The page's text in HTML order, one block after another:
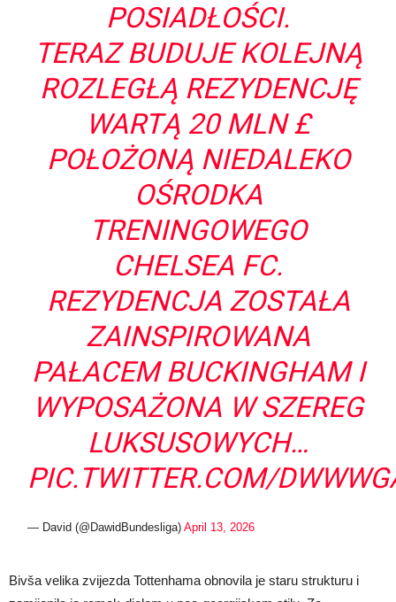
POSIADŁOŚCI.
TERAZ BUDUJE KOLEJNĄ
ROZLEGŁĄ REZYDENCJĘ
WARTĄ 20 MLN £
POŁOŻONĄ NIEDALEKO
OŚRODKA
TRENINGOWEGO
CHELSEA FC.
REZYDENCJA ZOSTAŁA
ZAINSPIROWANA
PAŁACEM BUCKINGHAM I
WYPOSAŻONA W SZEREG
LUKSUSOWYCH…
PIC.TWITTER.COM/
— David (@DawidBundesliga)April 13, 2026
Bivša velika zvijezda Tottenhama obnovila je staru strukturu i